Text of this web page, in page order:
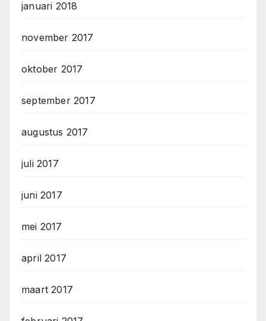
januari 2018
november 2017
oktober 2017
september 2017
augustus 2017
juli 2017
juni 2017
mei 2017
april 2017
maart 2017